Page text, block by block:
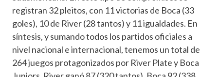
registran 32 pleitos, con 11 victorias de Boca (33
goles), 10 de River (28 tantos) y 11 igualdades. En
síntesis, y sumando todos los partidos oficiales a
nivel nacional e internacional, tenemos un total de
264 juegos protagonizados por River Plate y Boca